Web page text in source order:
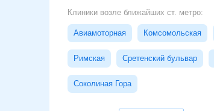
Клиники возле ближайших ст. метро:
Авиамоторная Комсомольская
Римская Сретенский бульвар
Соколиная Гора